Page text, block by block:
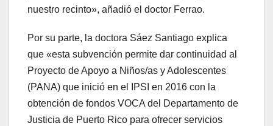
nuestro recinto», añadió el doctor Ferrao.
Por su parte, la doctora Sáez Santiago explica
que «esta subvención permite dar continuidad al
Proyecto de Apoyo a Niños/as y Adolescentes
(PANA) que inició en el IPSI en 2016 con la
obtención de fondos VOCA del Departamento de
Justicia de Puerto Rico para ofrecer servicios